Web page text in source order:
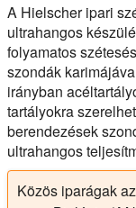
A Hielscher ipari
ultrahangos
folyamatos
szondák
irányban
tartályokra
berendezések
ultrahangos
Közös iparágak